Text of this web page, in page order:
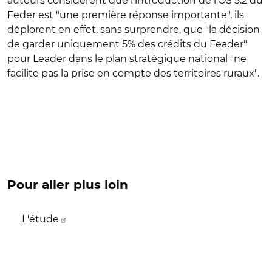
Feder est "une première réponse importante", ils
déplorent en effet, sans surprendre, que "la décision
de garder uniquement 5% des crédits du Feader"
pour Leader dans le plan stratégique national "ne
facilite pas la prise en compte des territoires ruraux".
Pour aller plus loin
L'étude